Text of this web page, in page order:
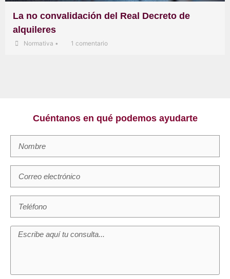
La no convalidación del Real Decreto de
alquileres
Normativa • 1 comentario
Cuéntanos en qué podemos ayudarte